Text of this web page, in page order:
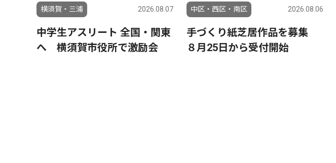
横須賀・三浦 2026.08.07
中学生アスリート 全国・関東
へ 横須賀市役所で激励会
中区・西区・南区 2026.08.06
手づくり紙芝居作品を募集
８月25日から受付開始